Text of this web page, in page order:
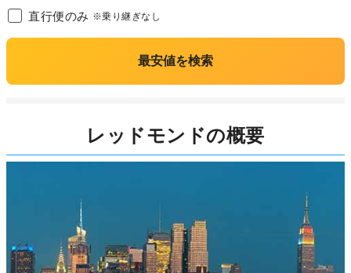
直行便のみ ※乗り継ぎなし
最安値を検索
レッドモンドの概要